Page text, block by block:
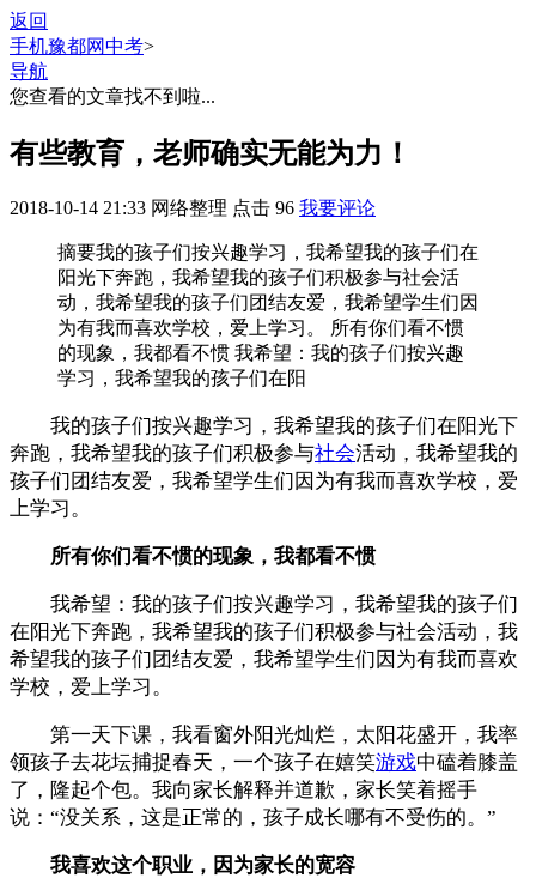
返回
手机豫都网中考>
导航
您查看的文章找不到啦...
有些教育，老师确实无能为力！
2018-10-14 21:33 网络整理 点击 96 我要评论
摘要我的孩子们按兴趣学习，我希望我的孩子们在
阳光下奔跑，我希望我的孩子们积极参与社会活
动，我希望我的孩子们团结友爱，我希望学生们因
为有我而喜欢学校，爱上学习。 所有你们看不惯
的现象，我都看不惯 我希望：我的孩子们按兴趣
学习，我希望我的孩子们在阳
我的孩子们按兴趣学习，我希望我的孩子们在阳光下
奔跑，我希望我的孩子们积极参与社会活动，我希望我的
孩子们团结友爱，我希望学生们因为有我而喜欢学校，爱
上学习。
所有你们看不惯的现象，我都看不惯
我希望：我的孩子们按兴趣学习，我希望我的孩子们
在阳光下奔跑，我希望我的孩子们积极参与社会活动，我
希望我的孩子们团结友爱，我希望学生们因为有我而喜欢
学校，爱上学习。
第一天下课，我看窗外阳光灿烂，太阳花盛开，我率
领孩子去花坛捕捉春天，一个孩子在嬉笑游戏中磕着膝盖
了，隆起个包。我向家长解释并道歉，家长笑着摇手
说：“没关系，这是正常的，孩子成长哪有不受伤的。”
我喜欢这个职业，因为家长的宽容